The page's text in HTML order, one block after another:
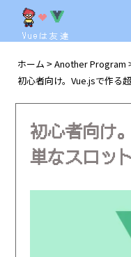
Vueは友達
ホーム > Another Program
初心者向け。Vue.jsで作る
初心者向け
単なスロッ